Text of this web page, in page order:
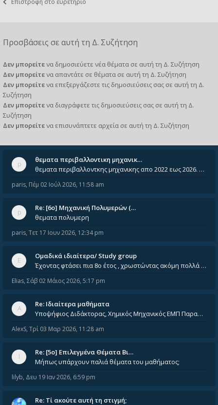
Επιστροφή στο ευρετήριο
Προσβάσεις σε αυτή τη Δ. Συζήτηση
Δεν μπορείτενα δημοσιεύετε νέα θέματα σε αυτή τη Δ. Συζήτηση
Δεν μπορείτενα απαντάτε σε θέματα σε αυτή τη Δ. Συζήτηση
Δεν μπορείτενα επεξεργάζεστε τις δημοσιεύσεις σας σε αυτή τη Δ.
Συζήτηση
Δεν μπορείτενα διαγράφετε τις δημοσιεύσεις σας σε αυτή τη Δ.
Συζήτηση
Δεν μπορείτενα επισυνάπτετε αρχεία σε αυτή τη Δ. Συζήτηση
θεματα περιβαλλοντικη μηχανικ…
θεματα περιβαλλοντκης μηχανικης απο 2022 εως 2026. Δεν ειναι μεσα του Σεπτεμβιου του 2025. Αν τα εχει καποιος ας τα ανε
paris, Πέμ 02 Ιούλ 2026, 11:58 am
Re: [6o] Mηχανική Πολυμερών (…
θεματα πολυμερη
paris, Τετ 17 Ιουν 2026, 12:34 pm
Ομαδικά ιδιαίτερα/ Study group
Έχοντας φτάσει πια 8ο έτος , χρωστώντας ακόμη πολλά και χωρίς καμία όρεξη ούτε να διαβάσω μόνος μου ούτε να παρακολουθήσ
Elias, Σάβ 02 Μάιος 2026, 5:17 pm
Re: Ιδιαίτερα μαθήματα
Υποψήφιος Διδάκτορας, Χημικός Μηχανικός ΕΜΠ Παραδίδω ιδιαίτερα μαθήματα μέσης και ανώτατης εκπαίδευσης σε θετικές και τε
AlexS, Τρί 03 Μαρ 2026, 11:28 am
Re: [5ο] Επιλεγμένα Θέματα Βι…
Μήπως υπάρχουν παλιά θέματα του μαθήματος;
lilyb, Δευ 19 Ιαν 2026, 6:59 pm
Re: Tί ακούτε αυτή τη στιγμή;